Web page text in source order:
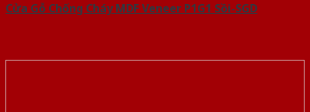
Cửa Gỗ Chống Cháy MDF Veneer P1G1 Sồi-SGD